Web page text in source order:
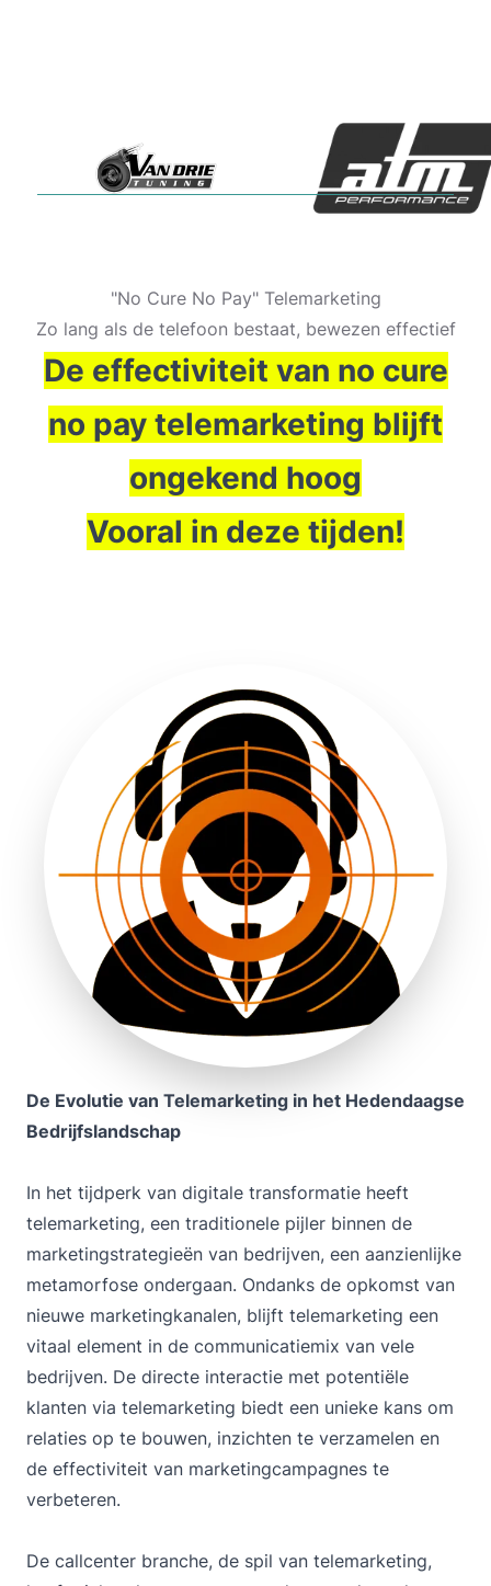
"No Cure No Pay" Telemarketing
Zo lang als de telefoon bestaat, bewezen effectief
De effectiviteit van no cure
no pay telemarketing blijft
ongekend hoog
Vooral in deze tijden!
De Evolutie van Telemarketing in het Hedendaagse
Bedrijfslandschap
In het tijdperk van digitale transformatie heeft
telemarketing, een traditionele pijler binnen de
marketingstrategieën van bedrijven, een aanzienlijke
metamorfose ondergaan. Ondanks de opkomst van
nieuwe marketingkanalen, blijft telemarketing een
vitaal element in de communicatiemix van vele
bedrijven. De directe interactie met potentiële
klanten via telemarketing biedt een unieke kans om
relaties op te bouwen, inzichten te verzamelen en
de effectiviteit van marketingcampagnes te
verbeteren.
De callcenter branche, de spil van telemarketing,